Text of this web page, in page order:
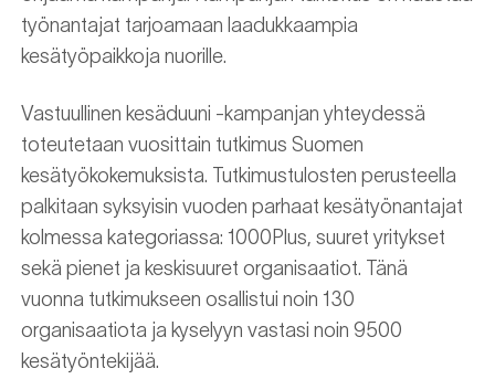
työnantajat tarjoamaan laadukkaampia
kesätyöpaikkoja nuorille.
Vastuullinen kesäduuni -kampanjan yhteydessä
toteutetaan vuosittain tutkimus Suomen
kesätyökokemuksista. Tutkimustulosten perusteella
palkitaan syksyisin vuoden parhaat kesätyönantajat
kolmessa kategoriassa: 1000Plus, suuret yritykset
sekä pienet ja keskisuuret organisaatiot. Tänä
vuonna tutkimukseen osallistui noin 130
organisaatiota ja kyselyyn vastasi noin 9500
kesätyöntekijää.